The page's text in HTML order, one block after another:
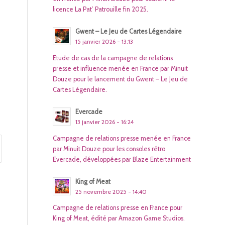
licence La Pat’ Patrouille fin 2025.
Gwent – Le Jeu de Cartes Légendaire
15 janvier 2026 - 13:13
Etude de cas de la campagne de relations
presse et influence menée en France par Minuit
Douze pour le lancement du Gwent – Le Jeu de
Cartes Légendaire.
Evercade
13 janvier 2026 - 16:24
Campagne de relations presse menée en France
par Minuit Douze pour les consoles rétro
Evercade, développées par Blaze Entertainment
King of Meat
25 novembre 2025 - 14:40
Campagne de relations presse en France pour
King of Meat, édité par Amazon Game Studios.